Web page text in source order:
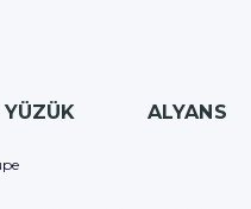
YÜZÜK ALYANS